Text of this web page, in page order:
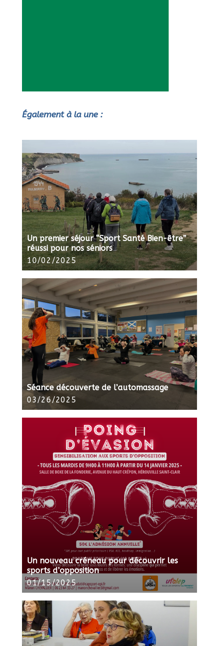
Également à la une :
Un premier séjour “Sport Santé Bien-être”
réussi pour nos séniors
10/02/2025
Séance découverte de l’automassage
03/26/2025
Un nouveau créneau pour découvrir les
sports d’opposition
01/15/2025